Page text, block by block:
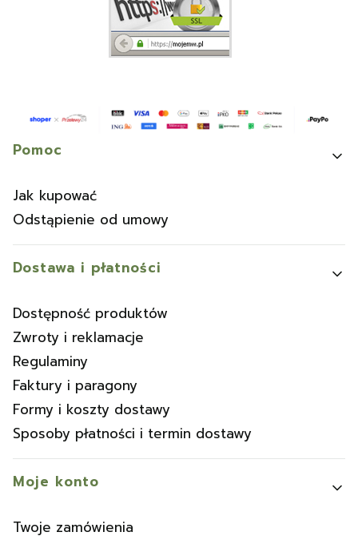
Linki w stopce
Pomoc
Jak kupować
Odstąpienie od umowy
Dostawa i płatności
Dostępność produktów
Zwroty i reklamacje
Regulaminy
Faktury i paragony
Formy i koszty dostawy
Sposoby płatności i termin dostawy
Moje konto
Twoje zamówienia